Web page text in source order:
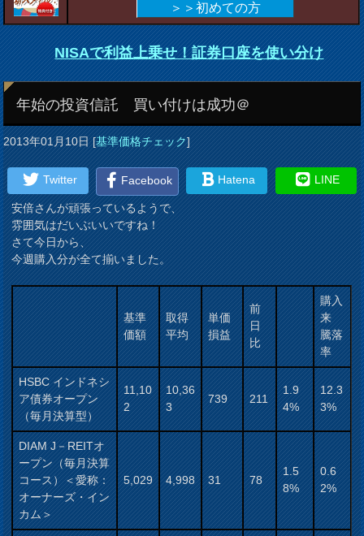
＞＞初めての方
NISAで利益上乗せ！証券口座を使い分け
年始の投資信託 買い付けは成功＠
2013年01月10日[基準価格チェック]
Twitter Facebook Hatena LINE
安倍さんが頑張っているようで、
雰囲気はだいぶいいですね！
さて今日から、
今週購入分が全て揃いました。
基準
価額
取得
平均
単価
損益
前
日
比
購入
来
騰落
率
HSBC インドネシ
ア債券オープン
（毎月決算型）
11,10
2
10,36
3
739 211
1.9
4%
12.3
3%
DIAM J－REITオ
ープン（毎月決算
コース）＜愛称：
オーナーズ・イン
カム＞
5,029 4,998 31 78
1.5
8%
0.6
2%